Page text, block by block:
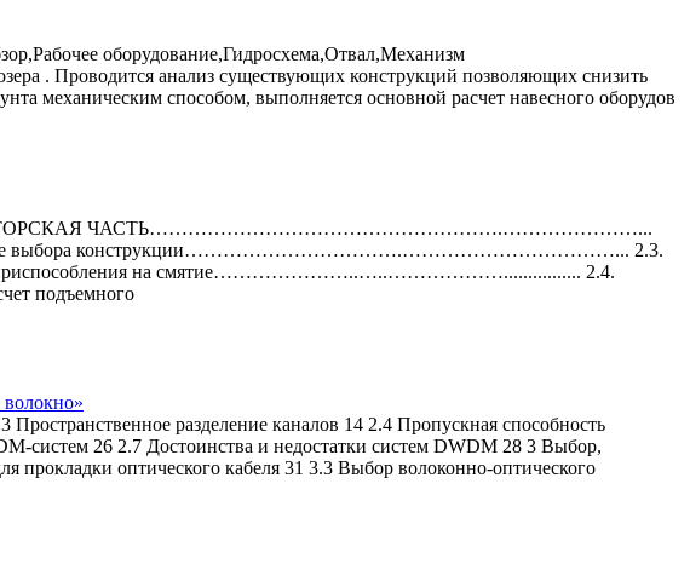
оборудование,Гидросхема,Отвал,Механизм
. Проводится анализ существующих конструкций позволяющих снизить
механическим способом, выполняется основной расчет навесного оборудов
2. КОНСТРУКТОРСКАЯ ЧАСТЬ……………………………………………….…………………...
конструкции…………………………….……………………………... 2.3.
на смятие…………………..…..………………................ 2.4.
подъемного
разделение каналов 14 2.4 Пропускная способность
систем 26 2.7 Достоинства и недостатки систем DWDM 28 3 Выбор,
оптического кабеля 31 3.3 Выбор волоконно-оптического